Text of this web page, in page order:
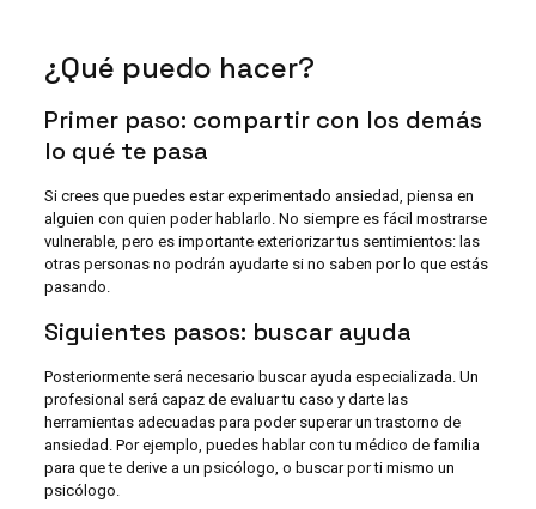
¿Qué puedo hacer?
Primer paso: compartir con los demás
lo qué te pasa
Si crees que puedes estar experimentado ansiedad, piensa en
alguien con quien poder hablarlo. No siempre es fácil mostrarse
vulnerable, pero es importante exteriorizar tus sentimientos: las
otras personas no podrán ayudarte si no saben por lo que estás
pasando.
Siguientes pasos: buscar ayuda
Posteriormente será necesario buscar ayuda especializada. Un
profesional será capaz de evaluar tu caso y darte las
herramientas adecuadas para poder superar un trastorno de
ansiedad. Por ejemplo, puedes hablar con tu médico de familia
para que te derive a un psicólogo, o buscar por ti mismo un
psicólogo.